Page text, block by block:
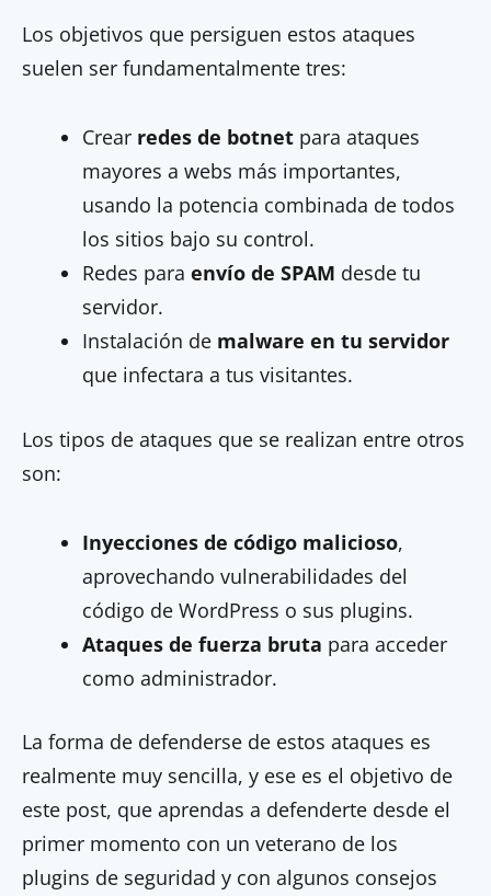
Los objetivos que persiguen estos ataques
suelen ser fundamentalmente tres:
Crear redes de botnetpara ataques
mayores a webs más importantes,
usando la potencia combinada de todos
los sitios bajo su control.
Redes para envío de SPAM desde tu
servidor.
Instalación de malware en tu servidor
que infectara a tus visitantes.
Los tipos de ataques que se realizan entre otros
son:
Inyecciones de código malicioso,
aprovechando vulnerabilidades del
código de WordPress o sus plugins.
Ataques de fuerza bruta para acceder
como administrador.
La forma de defenderse de estos ataques es
realmente muy sencilla, y ese es el objetivo de
este post, que aprendas a defenderte desde el
primer momento con un veterano de los
plugins de seguridad y con algunos consejos